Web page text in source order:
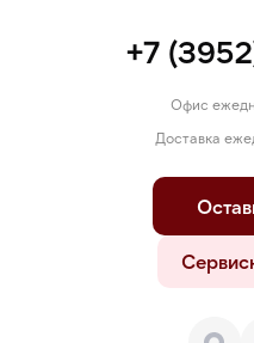
+7
Офис
Доставка